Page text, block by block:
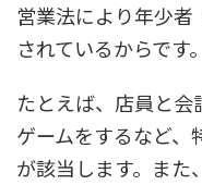
営業法により年少
されているからです。
たとえば、店員と会
ゲームをするなど
が該当します。また